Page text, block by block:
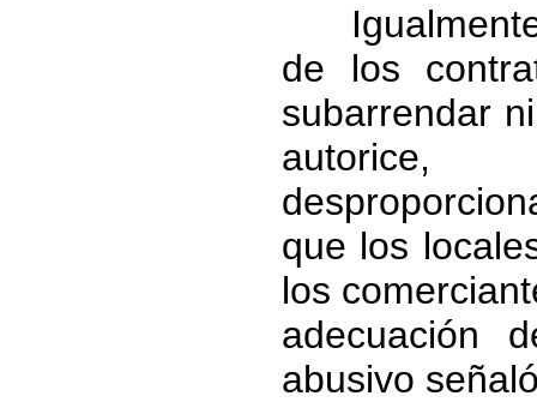
Igualmente,
de los
subarrendar
que los
los
adecuación
abusivo